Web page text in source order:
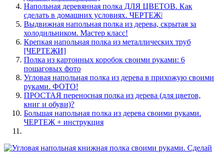
Напольная деревянная полка ДЛЯ ЦВЕТОВ. Как
сделать в домашних условиях. ЧЕРТЕЖ❕
Выдвижная напольная полка из дерева, скрытая за
холодильником. Мастер класс!
Крепкая напольная полка из металлических труб
[ЧЕРТЕЖИ]
Полка из картонных коробок своими руками: 6
пошаговых фото
Угловая напольная полка из дерева в прихожую своими
руками. ФОТО!
ПРОСТАЯ переносная полка из дерева (для цветов,
книг и обуви)?
Большая напольная полка из дерева своими руками.
ЧЕРТЕЖ + инструкция